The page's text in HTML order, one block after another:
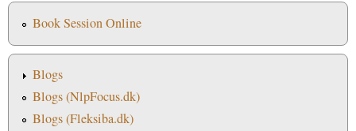
Book Session Online
Blogs
Blogs (NlpFocus.dk)
Blogs (Fleksiba.dk)